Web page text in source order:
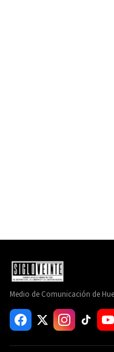
Medio de Comunicación de